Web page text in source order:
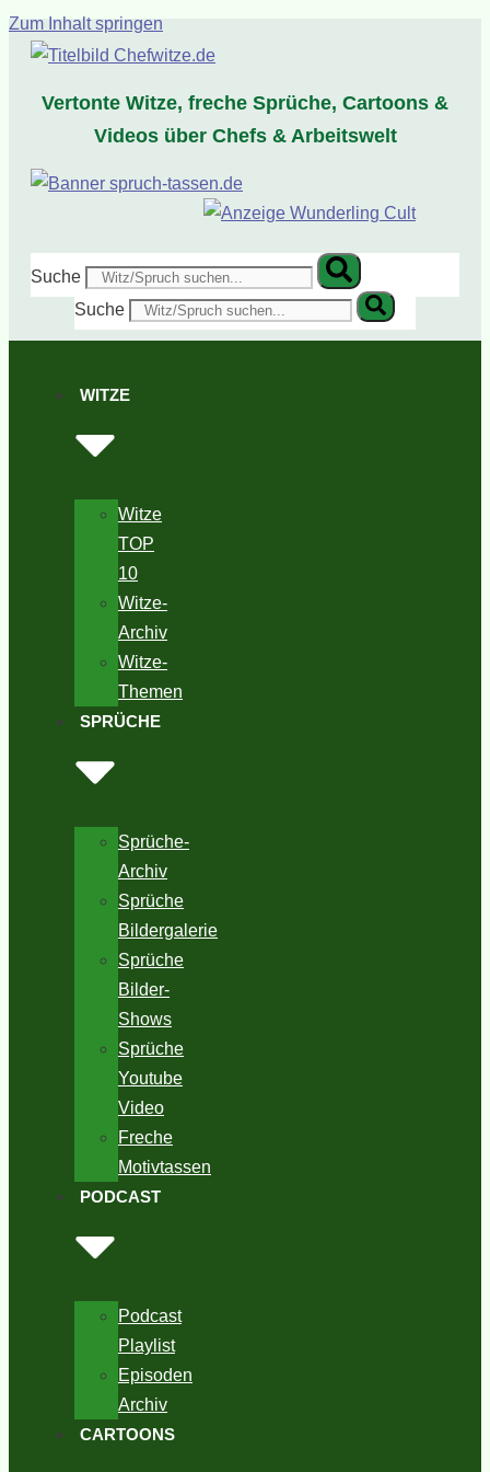
Zum Inhalt springen
Vertonte Witze, freche Sprüche, Cartoons &
Videos über Chefs & Arbeitswelt
Suche
Suche
WITZE
Witze
TOP
10
Witze-
Archiv
Witze-
Themen
SPRÜCHE
Sprüche-
Archiv
Sprüche
Bildergalerie
Sprüche
Bilder-
Shows
Sprüche
Youtube
Video
Freche
Motivtassen
PODCAST
Podcast
Playlist
Episoden
Archiv
CARTOONS